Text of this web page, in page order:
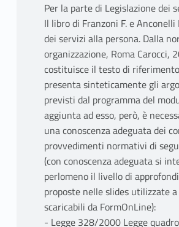
Per la parte di Legislazione dei
Il libro di Franzoni F. e Anconelli
dei servizi alla persona. Dalla
organizzazione, Roma Carocci,
costituisce il testo di
presenta sinteticamente gli
previsti dal programma del
aggiunta ad esso, però, è
una conoscenza adeguata dei
provvedimenti normativi di
(con conoscenza adeguata si
perlomeno il livello di
proposte nelle slides utilizzate
scaricabili da FormOnLine):
- Legge 328/2000 Legge